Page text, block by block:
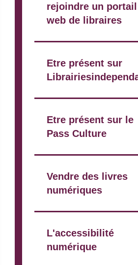
rejoindre un portail
web de libraires
Etre présent sur
Etre présent sur le
Pass Culture
Vendre des livres
numériques
L'accessibilité
numérique